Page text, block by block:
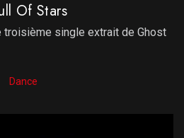
Of Stars
troisième single extrait de Ghost
Dance